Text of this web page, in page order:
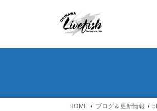
HOME ブログ＆更新情報